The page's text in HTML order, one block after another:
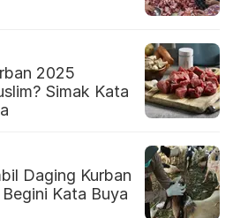
2025
Simak Kata
Daging Kurban
Kata Buya